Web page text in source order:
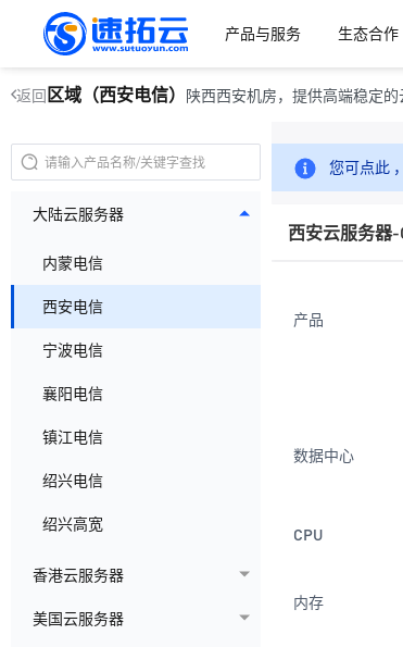
产品与服务 生态合作
返回 区域（西安电信） 陕西西安机房，提供高端稳定
大陆云服务器
内蒙电信
西安电信
宁波电信
襄阳电信
镇江电信
绍兴电信
绍兴高宽
香港云服务器
美国云服务器
您可点此 ，
西安云服务器-
产品
数据中心
CPU
内存